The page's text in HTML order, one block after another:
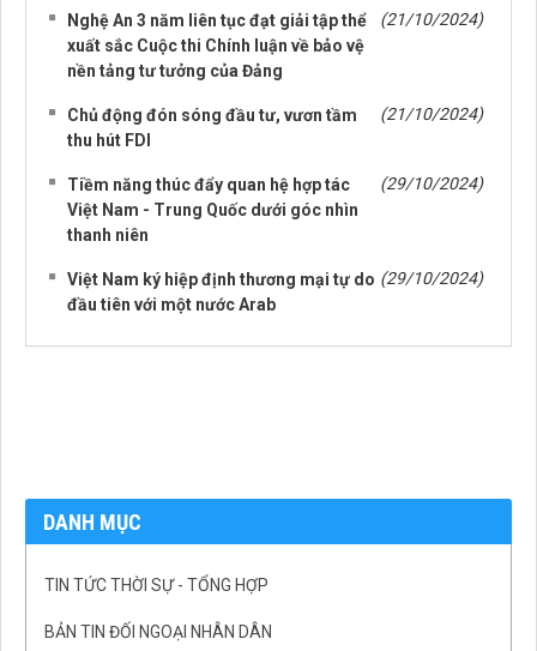
Nghệ An 3 năm liên tục đạt giải tập thể
xuất sắc Cuộc thi Chính luận về bảo vệ
nền tảng tư tưởng của Đảng
(21/10/2024)
Chủ động đón sóng đầu tư, vươn tầm
thu hút FDI
(21/10/2024)
Tiềm năng thúc đẩy quan hệ hợp tác
Việt Nam - Trung Quốc dưới góc nhìn
thanh niên
(29/10/2024)
Việt Nam ký hiệp định thương mại tự do
đầu tiên với một nước Arab
(29/10/2024)
DANH MỤC
TIN TỨC THỜI SỰ - TỔNG HỢP
BẢN TIN ĐỐI NGOẠI NHÂN DÂN